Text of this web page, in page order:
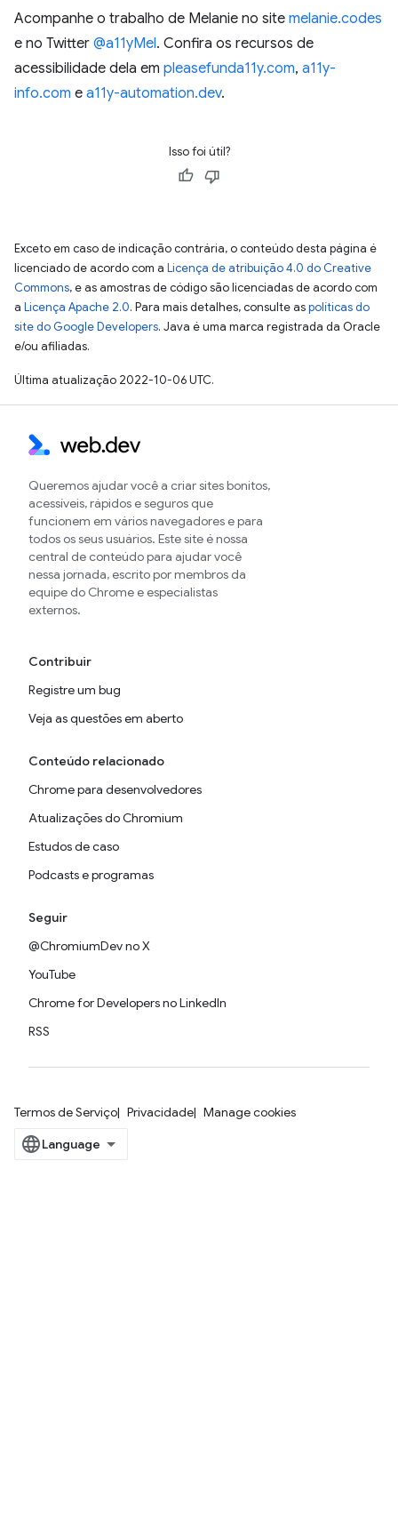
Acompanhe o trabalho de Melanie no site melanie.codes
e no Twitter @a11yMel. Confira os recursos de
acessibilidade dela em pleasefunda11y.com, a11y-
info.com e a11y-automation.dev.
Isso foi útil?
Exceto em caso de indicação contrária, o conteúdo desta página é
licenciado de acordo com a Licença de atribuição 4.0 do Creative
Commons, e as amostras de código são licenciadas de acordo com
a Licença Apache 2.0. Para mais detalhes, consulte aspolíticas do
site do Google Developers. Java é uma marca registrada da Oracle
e/ou afiliadas.
Última atualização 2022-10-06 UTC.
Queremos ajudar você a criar sites bonitos,
acessíveis, rápidos e seguros que
funcionem em vários navegadores e para
todos os seus usuários. Este site é nossa
central de conteúdo para ajudar você
nessa jornada, escrito por membros da
equipe do Chrome e especialistas
externos.
Contribuir
Registre um bug
Veja as questões em aberto
Conteúdo relacionado
Chrome para desenvolvedores
Atualizações do Chromium
Estudos de caso
Podcasts e programas
Seguir
@ChromiumDev no X
YouTube
Chrome for Developers no LinkedIn
RSS
Termos de Serviço Privacidade Manage cookies